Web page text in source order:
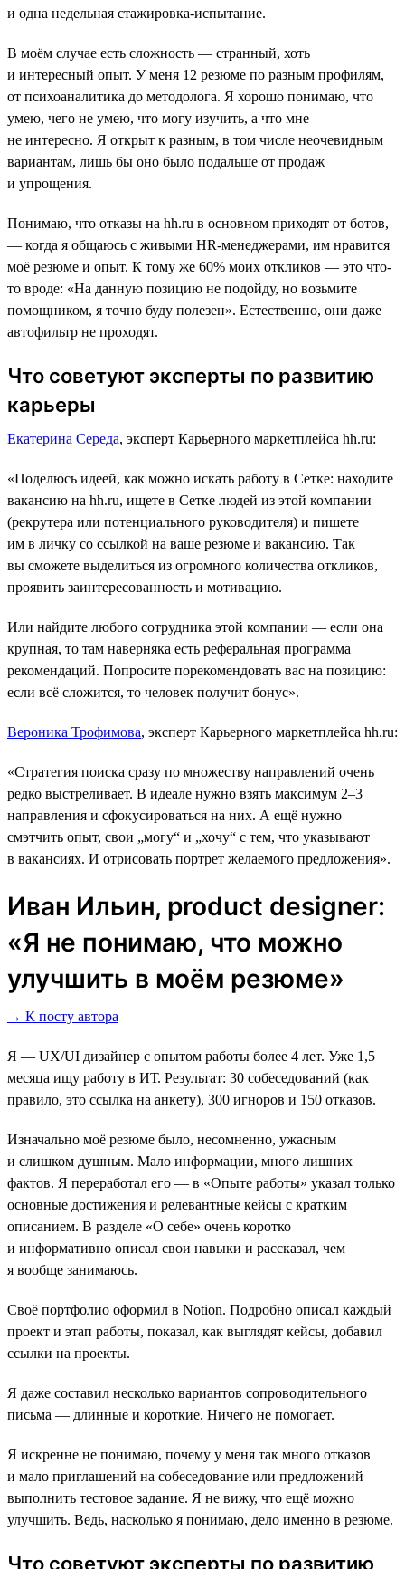
и одна недельная стажировка-испытание.
В моём случае есть сложность — странный, хоть
и интересный опыт. У меня 12 резюме по разным профилям,
от психоаналитика до методолога. Я хорошо понимаю, что
умею, чего не умею, что могу изучить, а что мне
не интересно. Я открыт к разным, в том числе неочевидным
вариантам, лишь бы оно было подальше от продаж
и упрощения.
Понимаю, что отказы на hh.ru в основном приходят от ботов,
― когда я общаюсь с живыми HR-менеджерами, им нравится
моё резюме и опыт. К тому же 60% моих откликов ― это что-
то вроде: «На данную позицию не подойду, но возьмите
помощником, я точно буду полезен». Естественно, они даже
автофильтр не проходят.
Что советуют эксперты по развитию
карьеры
Екатерина Середа, эксперт Карьерного маркетплейса hh.ru:
«Поделюсь идеей, как можно искать работу в Сетке: находите
вакансию на hh.ru, ищете в Сетке людей из этой компании
(рекрутера или потенциального руководителя) и пишете
им в личку со ссылкой на ваше резюме и вакансию. Так
вы сможете выделиться из огромного количества откликов,
проявить заинтересованность и мотивацию.
Или найдите любого сотрудника этой компании ― если она
крупная, то там наверняка есть реферальная программа
рекомендаций. Попросите порекомендовать вас на позицию:
если всё сложится, то человек получит бонус».
Вероника Трофимова, эксперт Карьерного маркетплейса hh.ru:
«Стратегия поиска сразу по множеству направлений очень
редко выстреливает. В идеале нужно взять максимум 2–3
направления и сфокусироваться на них. А ещё нужно
смэтчить опыт, свои „могу“ и „хочу“ с тем, что указывают
в вакансиях. И отрисовать портрет желаемого предложения».
Иван Ильин, product designer:
«Я не понимаю, что можно
улучшить в моём резюме»
→ К посту автора
Я — UX/UI дизайнер с опытом работы более 4 лет. Уже 1,5
месяца ищу работу в ИТ. Результат: 30 собеседований (как
правило, это ссылка на анкету), 300 игноров и 150 отказов.
Изначально моё резюме было, несомненно, ужасным
и слишком душным. Мало информации, много лишних
фактов. Я переработал его ― в «Опыте работы» указал только
основные достижения и релевантные кейсы с кратким
описанием. В разделе «О себе» очень коротко
и информативно описал свои навыки и рассказал, чем
я вообще занимаюсь.
Своё портфолио оформил в Notion. Подробно описал каждый
проект и этап работы, показал, как выглядят кейсы, добавил
ссылки на проекты.
Я даже составил несколько вариантов сопроводительного
письма ― длинные и короткие. Ничего не помогает.
Я искренне не понимаю, почему у меня так много отказов
и мало приглашений на собеседование или предложений
выполнить тестовое задание. Я не вижу, что ещё можно
улучшить. Ведь, насколько я понимаю, дело именно в резюме.
Что советуют эксперты по развитию